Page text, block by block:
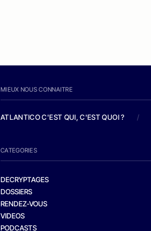
MIEUX NOUS CONNAITRE
ATLANTICO C'EST QUI, C'EST QUOI ? /
CATEGORIES
DECRYPTAGES
DOSSIERS
RENDEZ-VOUS
VIDEOS
PODCASTS